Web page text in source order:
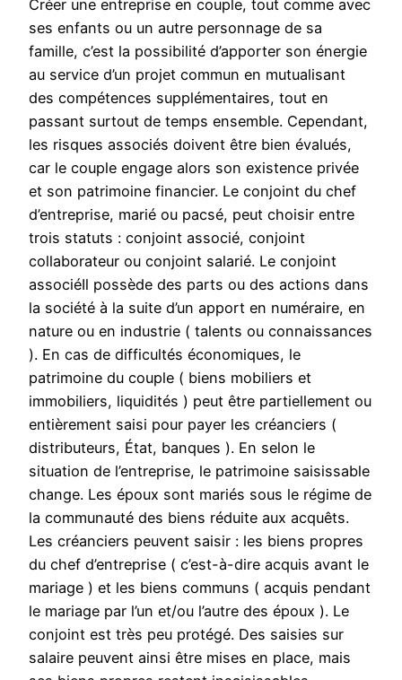
Créer une entreprise en couple, tout comme avec
ses enfants ou un autre personnage de sa
famille, c’est la possibilité d’apporter son énergie
au service d’un projet commun en mutualisant
des compétences supplémentaires, tout en
passant surtout de temps ensemble. Cependant,
les risques associés doivent être bien évalués,
car le couple engage alors son existence privée
et son patrimoine financier. Le conjoint du chef
d’entreprise, marié ou pacsé, peut choisir entre
trois statuts : conjoint associé, conjoint
collaborateur ou conjoint salarié. Le conjoint
associéIl possède des parts ou des actions dans
la société à la suite d’un apport en numéraire, en
nature ou en industrie ( talents ou connaissances
). En cas de difficultés économiques, le
patrimoine du couple ( biens mobiliers et
immobiliers, liquidités ) peut être partiellement ou
entièrement saisi pour payer les créanciers (
distributeurs, État, banques ). En selon le
situation de l’entreprise, le patrimoine saisissable
change. Les époux sont mariés sous le régime de
la communauté des biens réduite aux acquêts.
Les créanciers peuvent saisir : les biens propres
du chef d’entreprise ( c’est-à-dire acquis avant le
mariage ) et les biens communs ( acquis pendant
le mariage par l’un et/ou l’autre des époux ). Le
conjoint est très peu protégé. Des saisies sur
salaire peuvent ainsi être mises en place, mais